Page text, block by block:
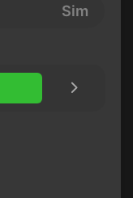
Sim